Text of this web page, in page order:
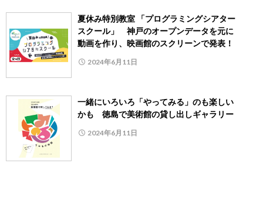
夏休み特別教室 「プログラミングシアター
スクール」 神戸のオープンデータを元に
動画を作り、映画館のスクリーンで発表！
2024年6月11日
一緒にいろいろ「やってみる」のも楽しい
かも 徳島で美術館の貸し出しギャラリー
2024年6月11日